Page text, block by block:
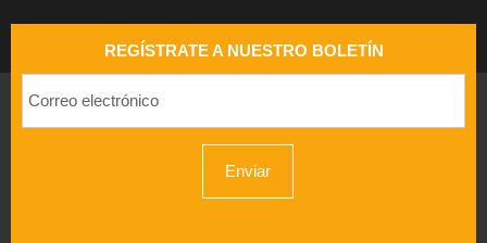
REGÍSTRATE A NUESTRO BOLETÍN
Enviar